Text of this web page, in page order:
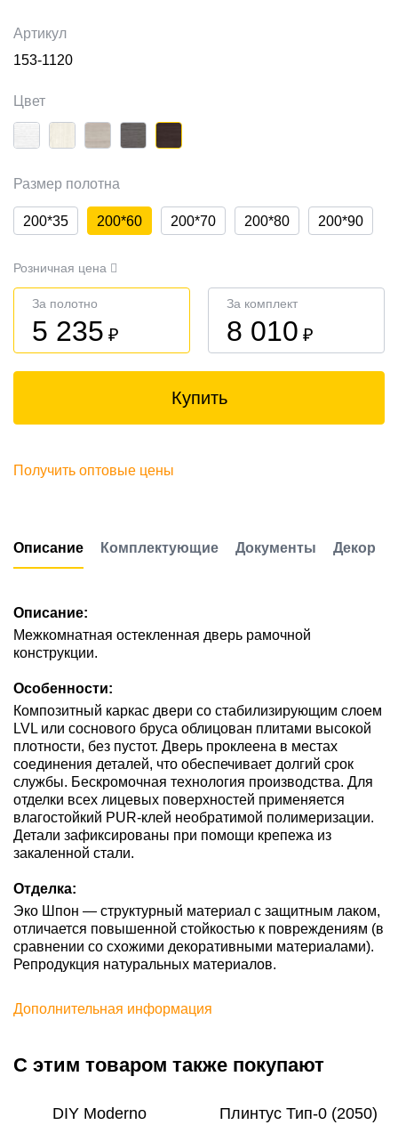
Артикул
153-1120
Цвет
Размер полотна
200*35 200*60 200*70 200*80 200*90
Розничная цена
За полотно
5 235 ₽
За комплект
8 010 ₽
Купить
Получить оптовые цены
Описание Комплектующие Документы Декор
Описание:
Межкомнатная остекленная дверь рамочной
конструкции.
Особенности:
Композитный каркас двери со стабилизирующим слоем
LVL или соснового бруса облицован плитами высокой
плотности, без пустот. Дверь проклеена в местах
соединения деталей, что обеспечивает долгий срок
службы. Бескромочная технология производства. Для
отделки всех лицевых поверхностей применяется
влагостойкий PUR-клей необратимой полимеризации.
Детали зафиксированы при помощи крепежа из
закаленной стали.
Отделка:
Эко Шпон — структурный материал с защитным лаком,
отличается повышенной стойкостью к повреждениям (в
сравнении со схожими декоративными материалами).
Репродукция натуральных материалов.
Дополнительная информация
С этим товаром также покупают
DIY Moderno Плинтус Тип-0 (2050)